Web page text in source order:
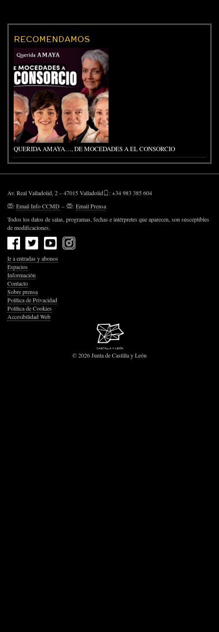
RECOMENDAMOS
QUERIDA AMAYA…, DE MOCEDADES A EL CONSORCIO
Av. Real Valladolid, 2 – 47015 Valladolid
: +34 983 385 604
:Email Info CCMD – : Email Prensa
Todos los datos de salas, programas, fechas e intérpretes que aparecen, son susceptibles
de modificaciones.
Ir a entradas y abonos
Espacios
Información
Contacto
Sobre prensa
Política de Privacidad
Política de Cookies
Accesibilidad Web
© 2026 Junta de Castilla y León